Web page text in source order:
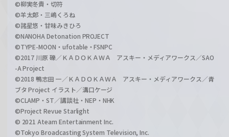
©柳実冬貴・切符
©羊太郎・三嶋くろね
©諸星悠・甘味みきひろ
©NANOHA Detonation PROJECT
©TYPE-MOON・ufotable・FSNPC
©2017 川原 礫／ＫＡＤＯＫＡＷＡ アスキー・メディアワークス／SAO
-A Project
©2018 鴨志田 一／ＫＡＤＯＫＡＷＡ アスキー・メディアワークス／青
ブタ Project イラスト／溝口ケージ
©CLAMP・ST／講談社・NEP・NHK
©Project Revue Starlight
© 2021 Ateam Entertainment Inc.
©Tokyo Broadcasting System Television, Inc.